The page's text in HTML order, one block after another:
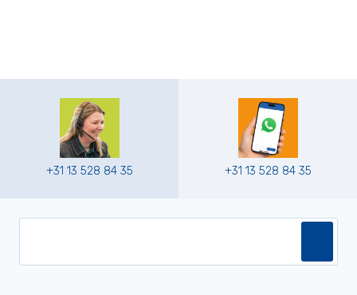
+31 13 528 84 35 +31 13 528 84 35